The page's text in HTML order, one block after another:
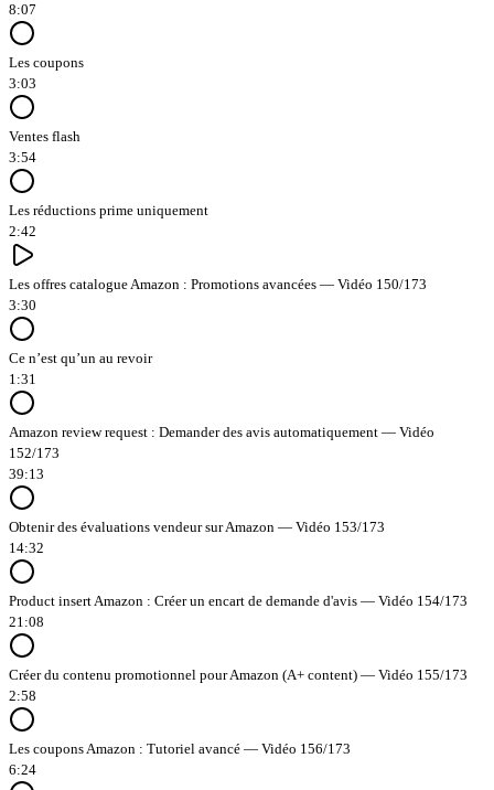
8:07
Les coupons
3:03
Ventes flash
3:54
Les réductions prime uniquement
2:42
Les offres catalogue Amazon : Promotions avancées — Vidéo 150/173
3:30
Ce n’est qu’un au revoir
1:31
Amazon review request : Demander des avis automatiquement — Vidéo
152/173
39:13
Obtenir des évaluations vendeur sur Amazon — Vidéo 153/173
14:32
Product insert Amazon : Créer un encart de demande d'avis — Vidéo 154/173
21:08
Créer du contenu promotionnel pour Amazon (A+ content) — Vidéo 155/173
2:58
Les coupons Amazon : Tutoriel avancé — Vidéo 156/173
6:24